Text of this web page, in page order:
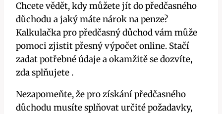
Chcete vědět, kdy můžete jít do předčasného
důchodu a jaký máte nárok na penze?
Kalkulačka pro předčasný důchod vám může
pomoci zjistit přesný výpočet online. Stačí
zadat potřebné údaje a okamžitě se dozvíte,
zda splňujete .
Nezapomeňte, že pro získání předčasného
důchodu musíte splňovat určité požadavky,